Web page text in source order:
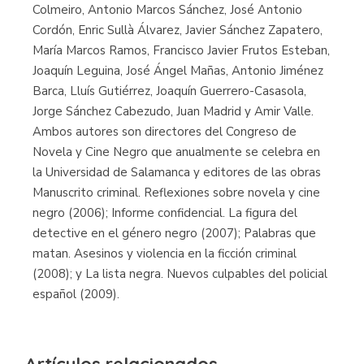
Colmeiro, Antonio Marcos Sánchez, José Antonio
Cordón, Enric Sullà Álvarez, Javier Sánchez Zapatero,
María Marcos Ramos, Francisco Javier Frutos Esteban,
Joaquín Leguina, José Ángel Mañas, Antonio Jiménez
Barca, Lluís Gutiérrez, Joaquín Guerrero-Casasola,
Jorge Sánchez Cabezudo, Juan Madrid y Amir Valle.
Ambos autores son directores del Congreso de
Novela y Cine Negro que anualmente se celebra en
la Universidad de Salamanca y editores de las obras
Manuscrito criminal. Reflexiones sobre novela y cine
negro (2006); Informe confidencial. La figura del
detective en el género negro (2007); Palabras que
matan. Asesinos y violencia en la ficción criminal
(2008); y La lista negra. Nuevos culpables del policial
español (2009).